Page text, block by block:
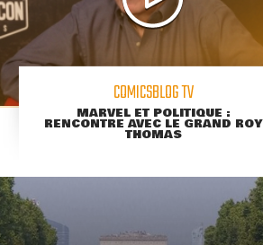
COMICSBLOG TV
MARVEL ET POLITIQUE :
RENCONTRE AVEC LE GRAND ROY
THOMAS